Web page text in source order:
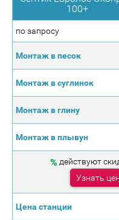
100+
по запросу
% действуют
Узнать